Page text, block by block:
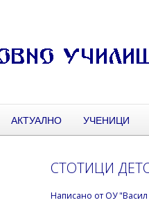
АКТУАЛНО УЧЕНИЦИ
СТОТИЦИ
Написано от ОУ